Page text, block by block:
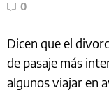
0
Dicen que el
de pasaje más
algunos viajar en